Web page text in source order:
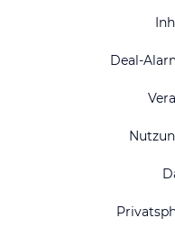
Deal-